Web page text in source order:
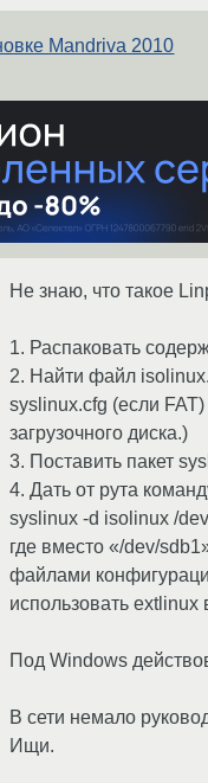
Mandriva 2010
Не знаю, что такое
1. Распаковать
2. Найти файл
syslinux.cfg (если
загрузочного диска.)
3. Поставить пакет
4. Дать от рута
syslinux -d isolinux /
где вместо «/dev/
файлами
использовать extlinux
Под Windows
В сети немало
Ищи.